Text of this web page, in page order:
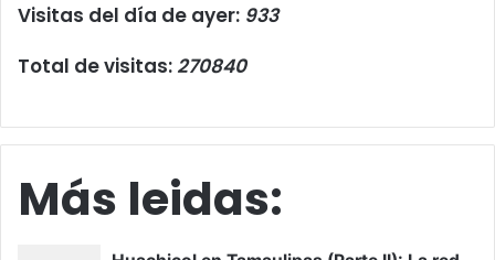
Visitas del día de ayer: 933
Total de visitas: 270840
Más leidas: